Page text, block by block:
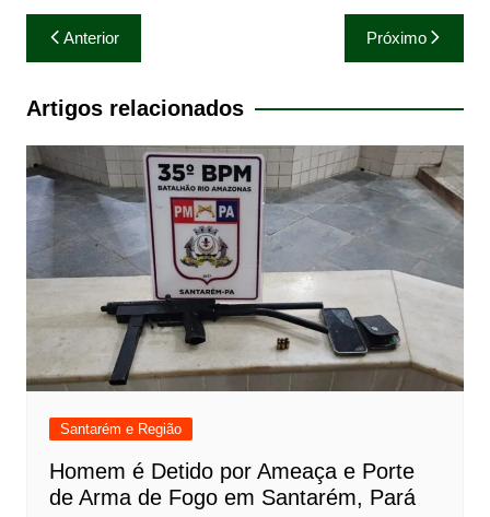
Navegação
de
Post
Anterior Próximo
Artigos relacionados
Santarém e Região
Homem é Detido por Ameaça e Porte
de Arma de Fogo em Santarém, Pará